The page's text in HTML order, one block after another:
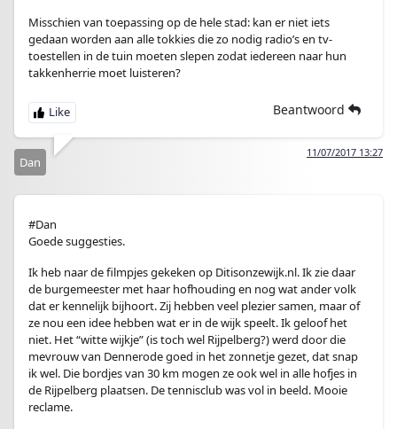
Misschien van toepassing op de hele stad: kan er niet iets
gedaan worden aan alle tokkies die zo nodig radio’s en tv-
toestellen in de tuin moeten slepen zodat iedereen naar hun
takkenherrie moet luisteren?
Beantwoord
11/07/2017 13:27
Dan
#Dan
Goede suggesties.
Ik heb naar de filmpjes gekeken op Ditisonzewijk.nl. Ik zie daar
de burgemeester met haar hofhouding en nog wat ander volk
dat er kennelijk bijhoort. Zij hebben veel plezier samen, maar of
ze nou een idee hebben wat er in de wijk speelt. Ik geloof het
niet. Het “witte wijkje” (is toch wel Rijpelberg?) werd door die
mevrouw van Dennerode goed in het zonnetje gezet, dat snap
ik wel. Die bordjes van 30 km mogen ze ook wel in alle hofjes in
de Rijpelberg plaatsen. De tennisclub was vol in beeld. Mooie
reclame.